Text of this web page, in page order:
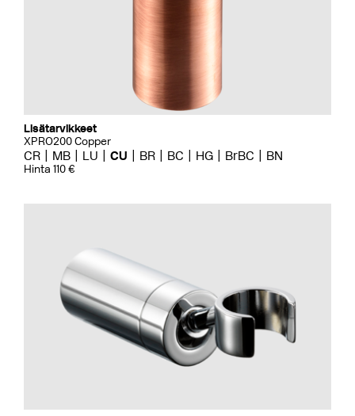
Lisätarvikkeet
XPRO200 Copper
CR MB LU CU BR BC HG BrBC BN
Hinta 110 €